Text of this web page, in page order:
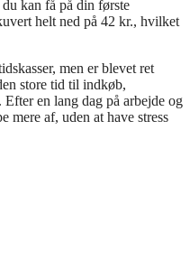
kan få på din første
helt ned på 42 kr., hvilket
men er blevet ret
store tid til indkøb,
en lang dag på arbejde og
mere af, uden at have stress